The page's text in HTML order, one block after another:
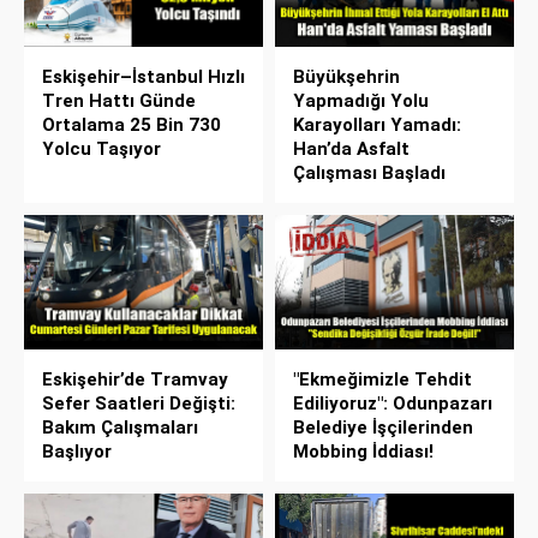
Eskişehir–İstanbul Hızlı
Tren Hattı Günde
Ortalama 25 Bin 730
Yolcu Taşıyor
Büyükşehrin
Yapmadığı Yolu
Karayolları Yamadı:
Han’da Asfalt
Çalışması Başladı
Eskişehir’de Tramvay
Sefer Saatleri Değişti:
Bakım Çalışmaları
Başlıyor
"Ekmeğimizle Tehdit
Ediliyoruz": Odunpazarı
Belediye İşçilerinden
Mobbing İddiası!